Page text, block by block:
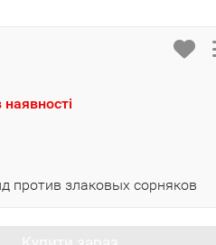
против злаковых сорняков